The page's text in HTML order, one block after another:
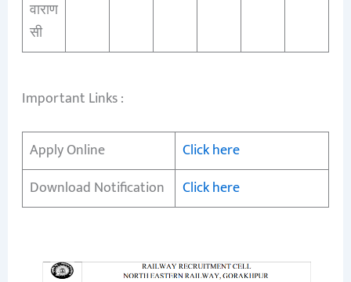
वाराण
सी
Important Links :
Apply Online
Click here
Download Notification
Click here